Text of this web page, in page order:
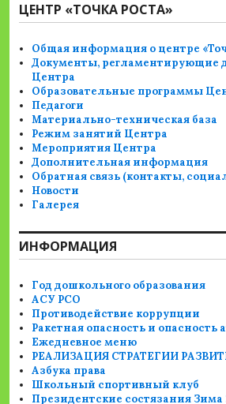
ЦЕНТР «ТОЧКА РОСТА»
Общая информация о центре
Документы, регламентирующие
Центра
Образовательные программы
Педагоги
Материально-техническая база
Режим занятий Центра
Мероприятия Центра
Дополнительная информация
Обратная связь (контакты,
Новости
Галерея
ИНФОРМАЦИЯ
Год дошкольного образования
АСУ РСО
Противодействие коррупции
Ракетная опасность и опасность
Ежедневное меню
РЕАЛИЗАЦИЯ СТРАТЕГИИ
Азбука права
Школьный спортивный клуб
Президентские состязания Зима